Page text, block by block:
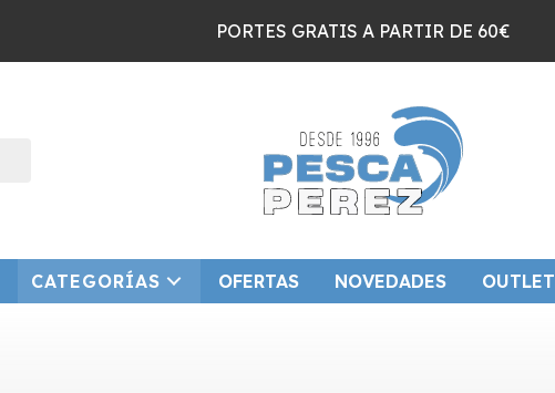
PORTES GRATIS A PARTIR DE 60€
CATEGORÍAS OFERTAS NOVEDADES OUTLET